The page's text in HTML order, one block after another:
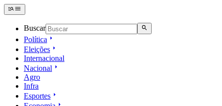
Buscar
Política
Eleições
Internacional
Nacional
Agro
Infra
Esportes